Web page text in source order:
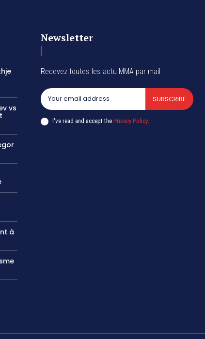
vs
à
Newsletter
Recevez toutes les actu MMA par mail
SUBSCRIBE
I've read and accept thePrivacy Policy.